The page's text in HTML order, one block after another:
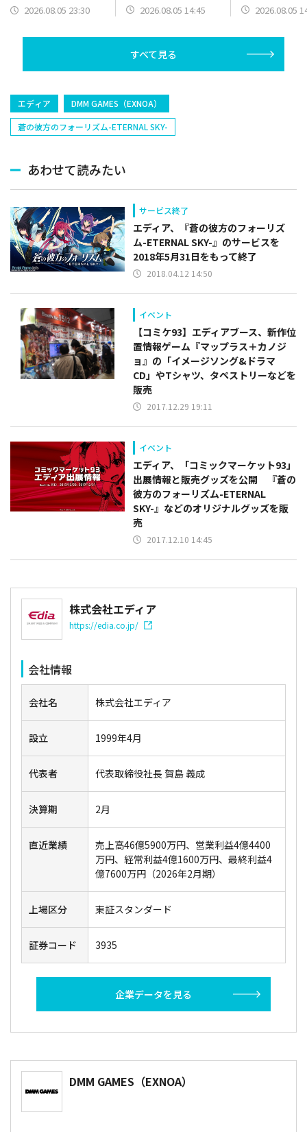
合させたバトル
2026.08.05 23:30
終わらぬ夜』をSteam
2026.08.05 14:45
Grave: The
2026.08.05
すべて見る
エディア
DMM GAMES（EXNOA）
蒼の彼方のフォーリズム-ETERNAL SKY-
あわせて読みたい
サービス終了
エディア、『蒼の彼方のフォーリズ
ム-ETERNAL SKY-』のサービスを
2018年5月31日をもって終了
2018.04.12 14:50
イベント
【コミケ93】エディアブース、新作位
置情報ゲーム『マップラス＋カノジ
ョ』の「イメージソング&ドラマ
CD」やTシャツ、タペストリーなどを
販売
2017.12.29 19:11
イベント
エディア、「コミックマーケット93」
出展情報と販売グッズを公開 『蒼の
彼方のフォーリズム-ETERNAL
SKY-』などのオリジナルグッズを販
売
2017.12.10 14:45
株式会社エディア
https://edia.co.jp/
会社情報
会社名 株式会社エディア
設立 1999年4月
代表者 代表取締役社長 賀島 義成
決算期 2月
直近業績
売上高46億5900万円、営業利益4億4400
万円、経常利益4億1600万円、最終利益4
億7600万円（2026年2月期）
上場区分 東証スタンダード
証券コード 3935
企業データを見る
DMM GAMES（EXNOA）